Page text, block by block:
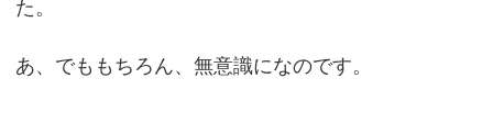
た。
あ、でももちろん、無意識になのです。